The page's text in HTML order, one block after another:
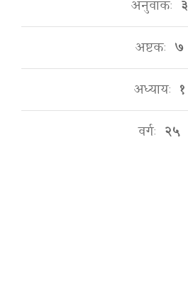
अनुवाकः ३
अष्टकः ७
अध्यायः १
वर्गः २५